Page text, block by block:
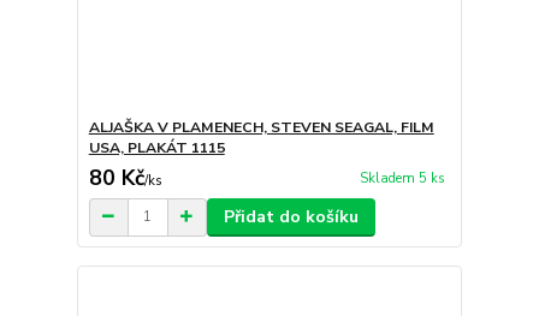
ALJAŠKA V PLAMENECH, STEVEN SEAGAL, FILM
USA, PLAKÁT 1115
80 Kč/ks Skladem 5 ks
Přidat do košíku